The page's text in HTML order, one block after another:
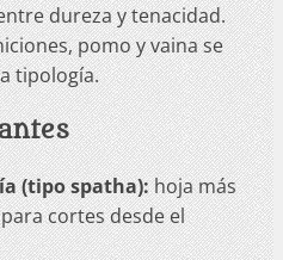
dureza y tenacidad.
pomo y vaina se
tipología.
(tipo spatha):hoja más
cortes desde el